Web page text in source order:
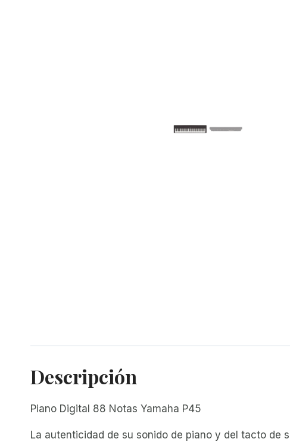
Descripción
Piano Digital 88 Notas Yamaha P45
La autenticidad de su sonido de piano y del tacto